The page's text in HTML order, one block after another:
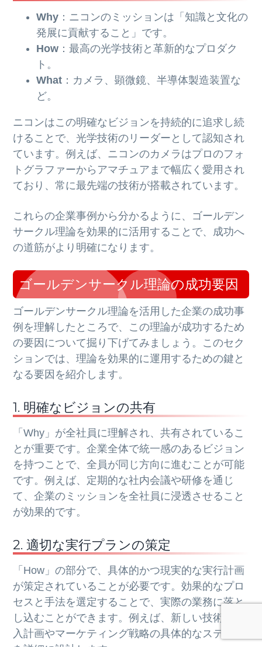
Why ：ニコンのミッションは「知識と文化の
発展に貢献すること」です。
How ：最高の光学技術と革新的なプロダク
ト。
What ：カメラ、顕微鏡、半導体製造装置な
ど。
ニコンはこの明確なビジョンを持続的に追求し続
けることで、光学技術のリーダーとして認知され
ています。例えば、ニコンのカメラはプロのフォ
トグラファーからアマチュアまで幅広く愛用され
ており、常に最先端の技術が搭載されています。
これらの企業事例から分かるように、ゴールデン
サークル理論を効果的に活用することで、成功へ
の道筋がより明確になります。
ゴールデンサークル理論の成功要因
ゴールデンサークル理論を活用した企業の成功事
例を理解したところで、この理論が成功するため
の要因について掘り下げてみましょう。このセク
ションでは、理論を効果的に運用するための鍵と
なる要因を紹介します。
1. 明確なビジョンの共有
「Why」が全社員に理解され、共有されているこ
とが重要です。企業全体で統一感のあるビジョン
を持つことで、全員が同じ方向に進むことが可能
です。例えば、定期的な社内会議や研修を通じ
て、企業のミッションを全社員に浸透させること
が効果的です。
2. 適切な実行プランの策定
「How」の部分で、具体的かつ現実的な実行計画
が策定されていることが必要です。効果的なプロ
セスと手法を選定することで、実際の業務に落と
し込むことができます。例えば、新しい技術の導
入計画やマーケティング戦略の具体的なステップ